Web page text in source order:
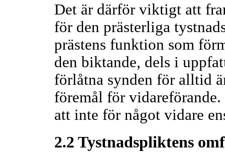
Det är därför viktigt att
för den prästerliga
prästens funktion som
den biktande, dels i
förlåtna synden för alltid
föremål för
att inte för något vidare
2.2 Tystnadspliktens